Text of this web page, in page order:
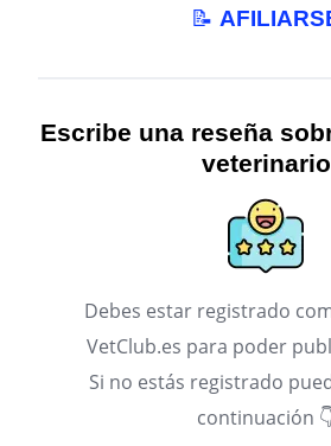
📝
Escribe una reseña
veterinario
Debes estar registrado
VetClub.es para poder
Si no estás registrado
continuación